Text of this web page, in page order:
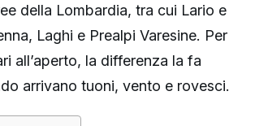
della Lombardia, tra cui Lario e
Laghi e Prealpi Varesine. Per
all’aperto, la differenza la fa
arrivano tuoni, vento e rovesci.